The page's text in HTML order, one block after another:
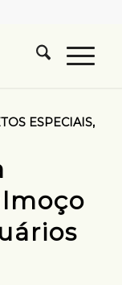
ESPECIAIS,